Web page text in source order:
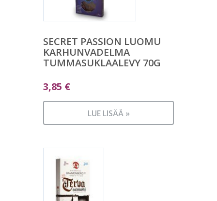
SECRET PASSION LUOMU
KARHUNVADELMA
TUMMASUKLAALEVY 70G
3,85 €
LUE LISÄÄ »